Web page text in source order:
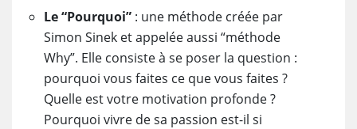
Le “Pourquoi” : une méthode créée par
Simon Sinek et appelée aussi “méthode
Why”. Elle consiste à se poser la question :
pourquoi vous faites ce que vous faites ?
Quelle est votre motivation profonde ?
Pourquoi vivre de sa passion est-il si